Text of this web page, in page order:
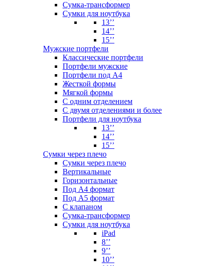
Сумка-трансформер
Сумки для ноутбука
13’’
14’’
15’’
Мужские портфели
Классические портфели
Портфели мужские
Портфели под А4
Жесткой формы
Мягкой формы
С одним отделением
С двумя отделениями и более
Портфели для ноутбука
13’’
14’’
15’’
Сумки через плечо
Сумки через плечо
Вертикальные
Горизонтальные
Под А4 формат
Под А5 формат
С клапаном
Сумка-трансформер
Сумки для ноутбука
iPad
8’’
9’’
10’’